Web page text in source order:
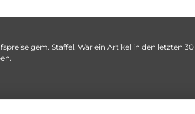
gem. Staffel. War ein Artikel in den letzten